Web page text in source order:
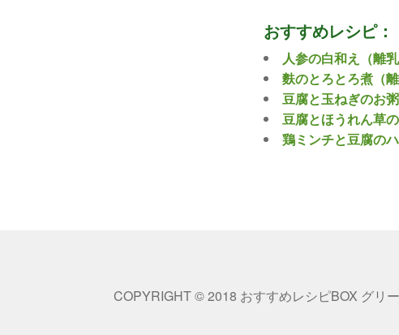
おすすめレシピ：
人参の白和え（離乳
麩のとろとろ煮（離
豆腐と玉ねぎのお粥
豆腐とほうれん草
鶏ミンチと豆腐の
COPYRIGHT © 2018 おすすめレシピBOX グリ